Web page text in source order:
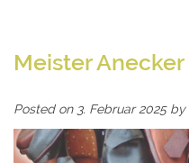
Meister Anecker
Posted on 3. Februar 2025by